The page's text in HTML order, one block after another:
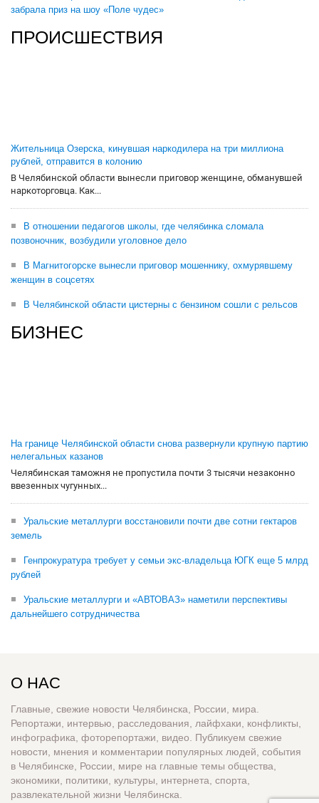
забрала приз на шоу «Поле чудес»
ПРОИСШЕСТВИЯ
Жительница Озерска, кинувшая наркодилера на три миллиона
рублей, отправится в колонию
В Челябинской области вынесли приговор женщине, обманувшей
наркоторговца. Как...
В отношении педагогов школы, где челябинка сломала
позвоночник, возбудили уголовное дело
В Магнитогорске вынесли приговор мошеннику, охмурявшему
женщин в соцсетях
В Челябинской области цистерны с бензином сошли с рельсов
БИЗНЕС
На границе Челябинской области снова развернули крупную партию
нелегальных казанов
Челябинская таможня не пропустила почти 3 тысячи незаконно
ввезенных чугунных...
Уральские металлурги восстановили почти две сотни гектаров
земель
Генпрокуратура требует у семьи экс-владельца ЮГК еще 5 млрд
рублей
Уральские металлурги и «АВТОВАЗ» наметили перспективы
дальнейшего сотрудничества
О НАС
Главные, свежие новости Челябинска, России, мира.
Репортажи, интервью, расследования, лайфхаки, конфликты,
инфографика, фоторепортажи, видео. Публикуем свежие
новости, мнения и комментарии популярных людей, события
в Челябинске, России, мире на главные темы общества,
экономики, политики, культуры, интернета, спорта,
развлекательной жизни Челябинска.